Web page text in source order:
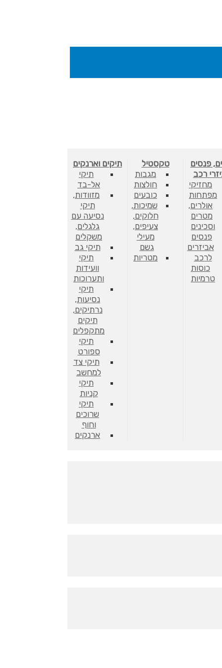
פנסים
רכב
מחזיקי
מפתחות
אולרים,
מטרים
וסכינים
פנסים
אביזרים
לרכב
כוסות
טרמיות
טקסטיל
מגבות
חולצות
כובעים
שמיכות,
חלוקים,
צעיפים,
מעילי
גשם
מטריות
תיקים וארנקים
תיקי
אל-בד
מזוודות,
תיקי
נסיעה עם
גלגלים,
משקלים
תיקי גב
תיקי
וועידות
ותערוכות
תיקי
נסיעות,
נרתיקים,
תיקים
מתקפלים
תיקי
ספורט
תיקי צד
למחשב
תיקי
קניות
תיקי
שרוכים
וחוף
ארנקים